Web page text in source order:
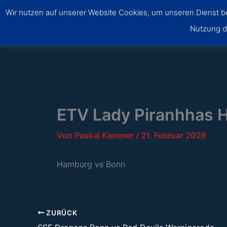
ETV Lady Piranhhas
Von Paskal Kammer / 21. Februar 2026
Hamburg vs Bonn
ZURÜCK
Wir nutzen auf unserer Website Cookies, um unseren Dienst
Nutzung